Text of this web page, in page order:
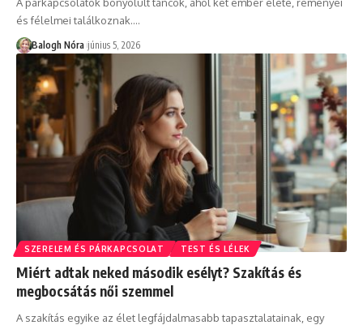
és félelmei találkoznak.…
Balogh Nóra június 5, 2026
SZERELEM ÉS PÁRKAPCSOLAT TEST ÉS LÉLEK
Miért adtak neked második esélyt? Szakítás és
megbocsátás női szemmel
A szakítás egyike az élet legfájdalmasabb tapasztalatainak, egy